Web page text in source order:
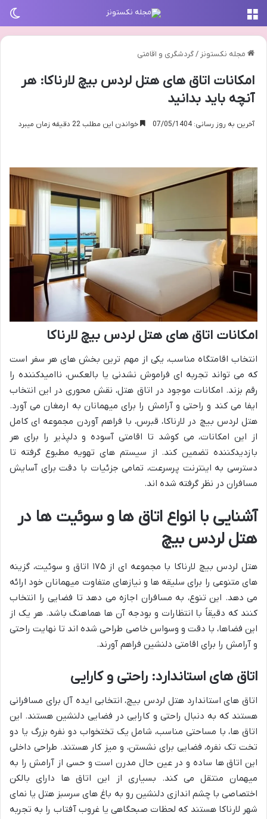
مجله نکستونز /گردشگری و اقامتی
امکانات اتاق های هتل لردس بیچ لارناکا: هر
آنچه باید بدانید
آخرین به روز رسانی: 07/05/1404 خواندن این مطلب 22 دقیقه زمان میبرد
امکانات اتاق های هتل لردس بیچ لارناکا
انتخاب اقامتگاه مناسب، یکی از مهم ترین بخش های هر سفر است
که می تواند تجربه ای فراموش نشدنی یا بالعکس، ناامیدکننده را
رقم بزند. امکانات موجود در اتاق هتل، نقش محوری در این انتخاب
ایفا می کند و راحتی و آرامش را برای میهمانان به ارمغان می آورد.
هتل لردس بیچ در لارناکا، قبرس، با فراهم آوردن مجموعه ای کامل
از این امکانات، می کوشد تا اقامتی آسوده و دلپذیر را برای هر
بازدیدکننده تضمین کند. از سیستم های تهویه مطبوع گرفته تا
دسترسی به اینترنت پرسرعت، تمامی جزئیات با دقت برای آسایش
مسافران در نظر گرفته شده اند.
آشنایی با انواع اتاق ها و سوئیت ها در
هتل لردس بیچ
هتل لردس بیچ لارناکا با مجموعه ای از ۱۷۵ اتاق و سوئیت، گزینه
های متنوعی را برای سلیقه ها و نیازهای متفاوت میهمانان خود ارائه
می دهد. این تنوع، به مسافران اجازه می دهد تا فضایی را انتخاب
کنند که دقیقاً با انتظارات و بودجه آن ها هماهنگ باشد. هر یک از
این فضاها، با دقت و وسواس خاصی طراحی شده اند تا نهایت راحتی
و آرامش را برای اقامتی دلنشین فراهم آورند.
اتاق های استاندارد: راحتی و کارایی
اتاق های استاندارد هتل لردس بیچ، انتخابی ایده آل برای مسافرانی
هستند که به دنبال راحتی و کارایی در فضایی دلنشین هستند. این
اتاق ها، با مساحتی مناسب، شامل یک تختخواب دو نفره بزرگ یا دو
تخت تک نفره، فضایی برای نشستن، و میز کار هستند. طراحی داخلی
این اتاق ها ساده و در عین حال مدرن است و حسی از آرامش را به
میهمان منتقل می کند. بسیاری از این اتاق ها دارای بالکن
اختصاصی با چشم اندازی دلنشین رو به باغ های سرسبز هتل یا نمای
شهر لارناکا هستند که لحظات صبحگاهی یا غروب آفتاب را به تجربه